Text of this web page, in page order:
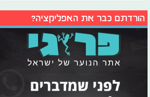
הורדתם כבר את האפליקציה?